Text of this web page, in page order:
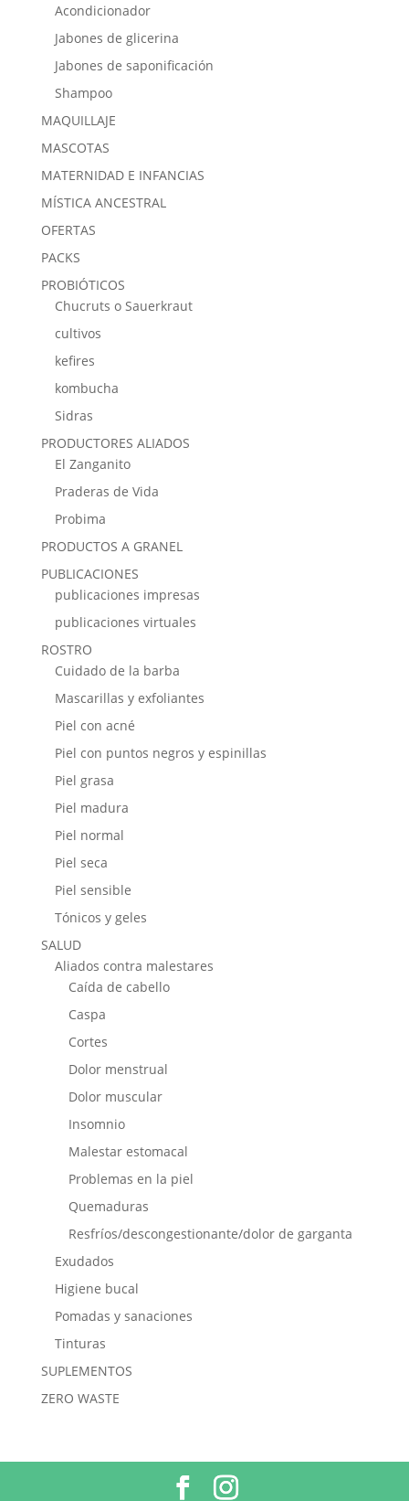
Acondicionador
Jabones de glicerina
Jabones de saponificación
Shampoo
MAQUILLAJE
MASCOTAS
MATERNIDAD E INFANCIAS
MÍSTICA ANCESTRAL
OFERTAS
PACKS
PROBIÓTICOS
Chucruts o Sauerkraut
cultivos
kefires
kombucha
Sidras
PRODUCTORES ALIADOS
El Zanganito
Praderas de Vida
Probima
PRODUCTOS A GRANEL
PUBLICACIONES
publicaciones impresas
publicaciones virtuales
ROSTRO
Cuidado de la barba
Mascarillas y exfoliantes
Piel con acné
Piel con puntos negros y espinillas
Piel grasa
Piel madura
Piel normal
Piel seca
Piel sensible
Tónicos y geles
SALUD
Aliados contra malestares
Caída de cabello
Caspa
Cortes
Dolor menstrual
Dolor muscular
Insomnio
Malestar estomacal
Problemas en la piel
Quemaduras
Resfríos/descongestionante/dolor de garganta
Exudados
Higiene bucal
Pomadas y sanaciones
Tinturas
SUPLEMENTOS
ZERO WASTE